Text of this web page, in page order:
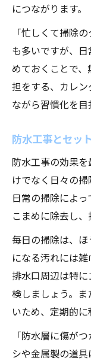
につながります。
「忙しくて掃除
も多いですが、
めておくことで
担をする、カレ
ながら習慣化を目
防水工事とセッ
防水工事の効果
けでなく日々の掃
日常の掃除によ
こまめに除去し、
毎日の掃除は、
になる汚れには雑
排水口周辺は特
検しましょう。
いため、定期的に
「防水層に傷が
シや金属製の道